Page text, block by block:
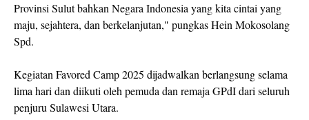
Provinsi Sulut bahkan Negara Indonesia yang kita cintai yang
maju, sejahtera, dan berkelanjutan," pungkas Hein Mokosolang
Spd.
Kegiatan Favored Camp 2025 dijadwalkan berlangsung selama
lima hari dan diikuti oleh pemuda dan remaja GPdI dari seluruh
penjuru Sulawesi Utara.